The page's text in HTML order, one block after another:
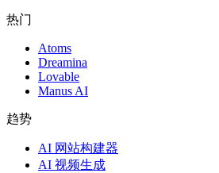
热门
Atoms
Dreamina
Lovable
Manus AI
趋势
AI 网站构建器
AI 视频生成